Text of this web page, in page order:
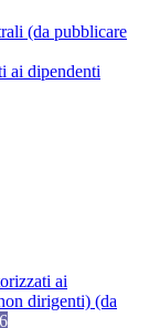
(da pubblicare
ai dipendenti
ai
dirigenti) (da